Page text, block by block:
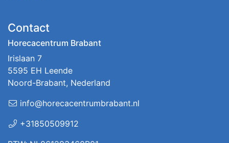
Contact
Horecacentrum Brabant
Irislaan 7
5595 EH Leende
Noord-Brabant, Nederland
info@horecacentrumbrabant.nl
+31850509912